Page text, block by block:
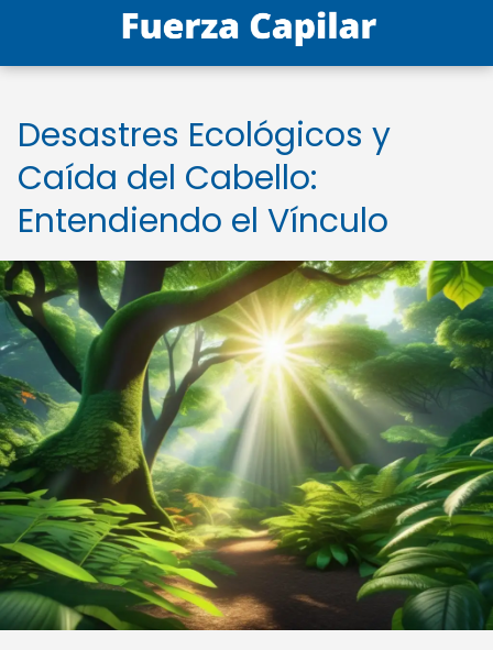
Desastres Ecológicos y
Caída del Cabello:
Entendiendo el Vínculo